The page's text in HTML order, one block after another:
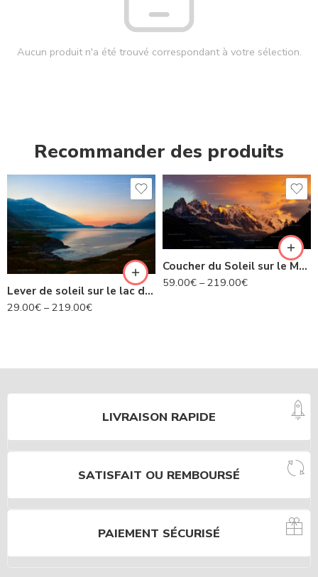
Aucun produit n'a été trouvé correspondant à votre sélection.
Recommander des produits
Lever de soleil sur le lac du Mont Cenis – Savoie N°452
29.00€ –219.00€
Coucher du Soleil sur le Mont Blanc
59.00€ –219.00€
LIVRAISON RAPIDE
SATISFAIT OU REMBOURSÉ
PAIEMENT SÉCURISÉ